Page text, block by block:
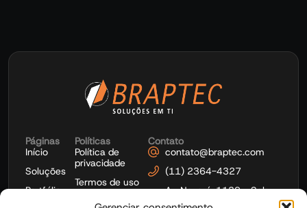
Páginas
Início
Soluções
Portfólio
Políticas
Política de
privacidade
Termos de uso
Contato
contato@braptec.com
(11) 2364-4327
Av. Nazaré, 1139 - Sala
1103 - Ipiranga - São